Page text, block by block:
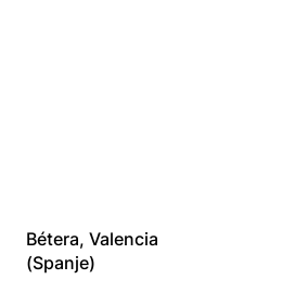
Bétera, Valencia
(Spanje)